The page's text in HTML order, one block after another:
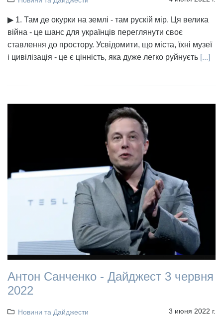
▶ 1. Там де окурки на землі - там рускій мір. Ця велика
війна - це шанс для українців переглянути своє
ставлення до простору. Усвідомити, що міста, їхні музеї
і цивілізація - це є цінність, яка дуже легко руйнуєть [...]
Антон Санченко - Дайджест 3 червня
2022
Новини та Дайджести 3 июня 2022 г.